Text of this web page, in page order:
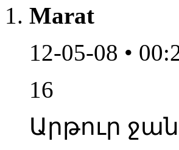
Marat
12-05-08 •
16
Արթուր